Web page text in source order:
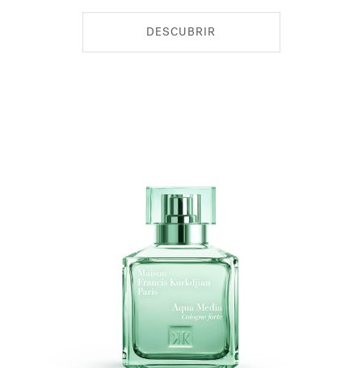
DESCUBRIR